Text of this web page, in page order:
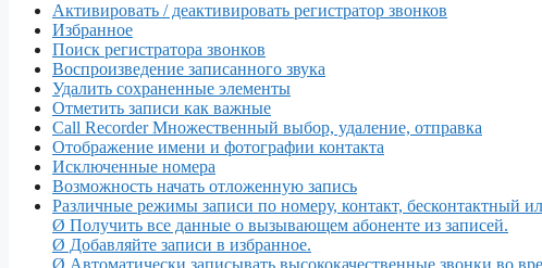
Активировать / деактивировать регистратор звонков
Избранное
Поиск регистратора звонков
Воспроизведение записанного звука
Удалить сохраненные элементы
Отметить записи как важные
Call Recorder Множественный выбор, удаление, отправка
Отображение имени и фотографии контакта
Исключенные номера
Возможность начать отложенную запись
Различные режимы записи по номеру, контакт, бесконтактный
Ø Получить все данные о вызывающем абоненте из записей.
Ø Добавляйте записи в избранное.